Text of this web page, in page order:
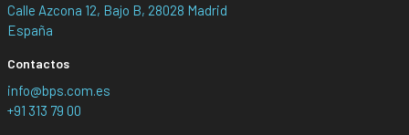
Calle Azcona 12, Bajo B, 28028 Madrid
España
Contactos
info@bps.com.es
+91 313 79 00